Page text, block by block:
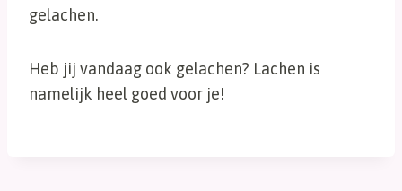
gelachen.
Heb jij vandaag ook gelachen? Lachen is
namelijk heel goed voor je!